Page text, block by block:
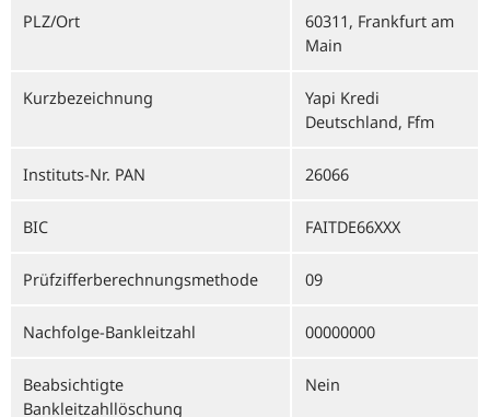
PLZ/Ort
60311, Frankfurt am
Main
Kurzbezeichnung
Yapi Kredi
Deutschland, Ffm
Instituts-Nr. PAN 26066
BIC FAITDE66XXX
Prüfzifferberechnungsmethode 09
Nachfolge-Bankleitzahl 00000000
Beabsichtigte
Bankleitzahllöschung
Nein